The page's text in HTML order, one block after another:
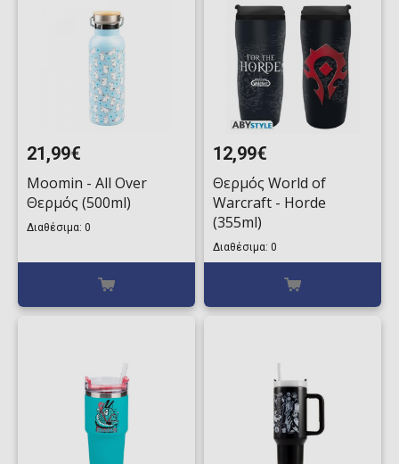
21,99€
Moomin - All Over
Θερμός (500ml)
Διαθέσιμα: 0
12,99€
Θερμός World of
Warcraft - Horde
(355ml)
Διαθέσιμα: 0